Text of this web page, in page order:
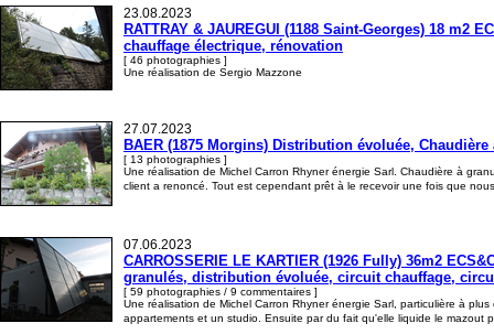
23.08.2023
RATTRAY & JAUREGUI (1188 Saint-Georges) 18
chauffage électrique, rénovation
[ 46 photographies ]
Une réalisation de Sergio Mazzone
27.07.2023
BAER (1875 Morgins) Distribution évoluée,
[ 13 photographies ]
Une réalisation de Michel Carron Rhyner énergie Sarl. Chaudière à
client a renoncé. Tout est cependant prêt à le recevoir une fois que
07.06.2023
CARROSSERIE LE KARTIER (1926 Fully) 36m2
granulés, distribution évoluée, circuit chauffage,
[ 59 photographies / 9 commentaires ]
Une réalisation de Michel Carron Rhyner énergie Sarl, particulière à
appartements et un studio. Ensuite par du fait qu'elle liquide le mazout